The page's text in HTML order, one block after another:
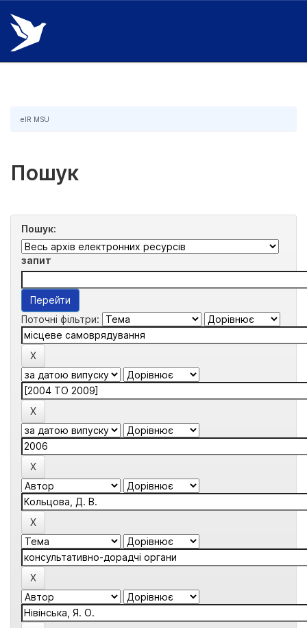
Skip
navigation
eIR MSU
Пошук
Пошук:
запит
Поточні фільтри: